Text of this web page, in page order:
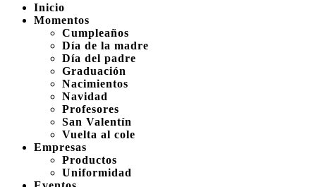
Inicio
Momentos
Cumpleaños
Día de la madre
Día del padre
Graduación
Nacimientos
Navidad
Profesores
San Valentín
Vuelta al cole
Empresas
Productos
Uniformidad